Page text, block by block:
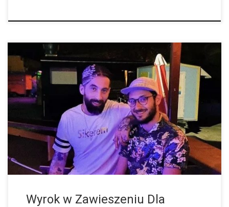
W procesie przeciwko właścicielowi sklepu z produktami z CBD
„Hanfbar”, oskarżonego o nielegalny handel narkotykami, Sąd
Okręgowy w Braunschweigu wydał wyrok: Marcel Kaine został
skazany na dziewięć, a Bardia Hatefi […]
Wyrok w Zawieszeniu Dla